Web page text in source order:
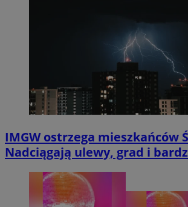
IMGW ostrzega mieszkańców
Nadciągają ulewy, grad i